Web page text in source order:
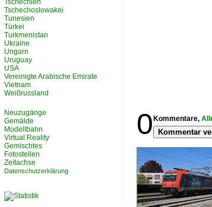
0 Kommentare,
Kommentar
Tschechien
Tschechoslowakei
Tunesien
Türkei
Turkmenistan
Ukraine
Ungarn
Uruguay
USA
Vereinigte Arabische Emirate
Vietnam
Weißrussland
Neuzugänge
Gemälde
Modellbahn
Virtual Reality
Gemischtes
Fotostellen
Zeitachse
Datenschutzerklärung